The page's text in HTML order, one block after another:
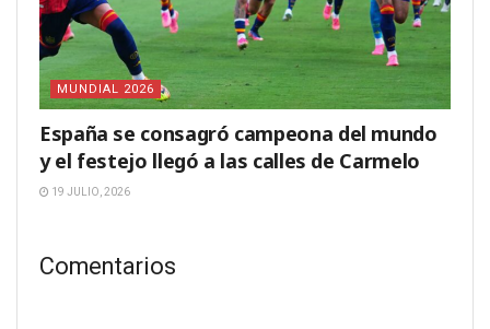
MUNDIAL 2026
España se consagró campeona del mundo
y el festejo llegó a las calles de Carmelo
19 JULIO, 2026
Comentarios